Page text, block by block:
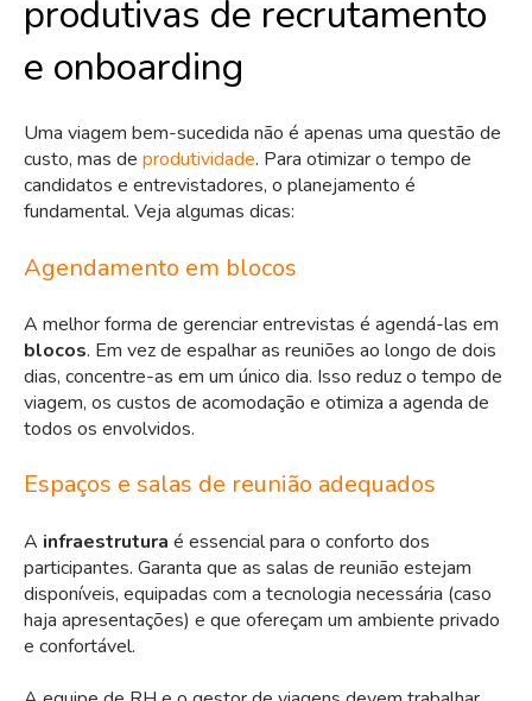
produtivas de recrutamento
e onboarding
Uma viagem bem-sucedida não é apenas uma questão de
custo, mas de produtividade. Para otimizar o tempo de
candidatos e entrevistadores, o planejamento é
fundamental. Veja algumas dicas:
Agendamento em blocos
A melhor forma de gerenciar entrevistas é agendá-las em
blocos. Em vez de espalhar as reuniões ao longo de dois
dias, concentre-as em um único dia. Isso reduz o tempo de
viagem, os custos de acomodação e otimiza a agenda de
todos os envolvidos.
Espaços e salas de reunião adequados
A infraestrutura é essencial para o conforto dos
participantes. Garanta que as salas de reunião estejam
disponíveis, equipadas com a tecnologia necessária (caso
haja apresentações) e que ofereçam um ambiente privado
e confortável.